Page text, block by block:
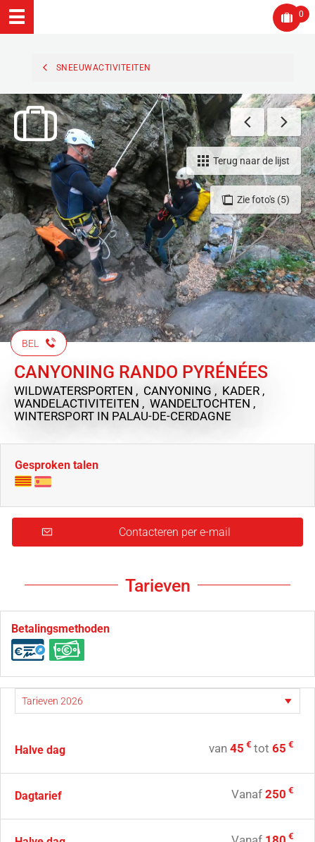
0
SNEEUWACTIVITEITEN
Zie foto's (5)
Terug naar de lijst
BEL
CANYONING RANDO PYRÉNÉES
WILDWATERSPORTEN , CANYONING , KADER ,
WANDELACTIVITEITEN , WANDELTOCHTEN ,
WINTERSPORT IN PALAU-DE-CERDAGNE
Gesproken talen
Contacteren per e-mail
Tarieven
Betalingsmethoden
Halve dag van 45 € tot 65 €
Dagtarief Vanaf 250 €
€